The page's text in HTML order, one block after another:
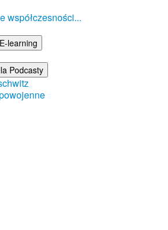
współczesności...
learning
Podcasty